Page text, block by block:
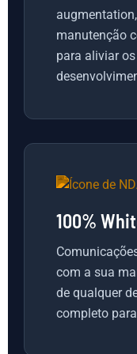
manutenção
para aliviar
100%
com a sua
de qualquer
completo